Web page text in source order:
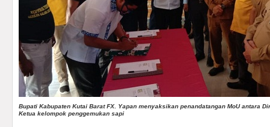
Bupati Kabupaten Kutai Barat FX. Yapan menyaksikan penandatangan MoU antara
Ketua kelompok penggemukan sapi